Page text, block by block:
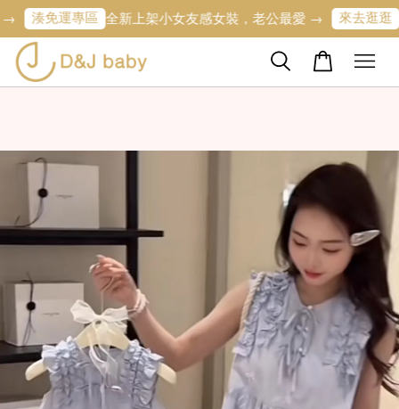
專區 全新上架小女友感女裝，老公最愛 → 來去逛逛 寶寶的第